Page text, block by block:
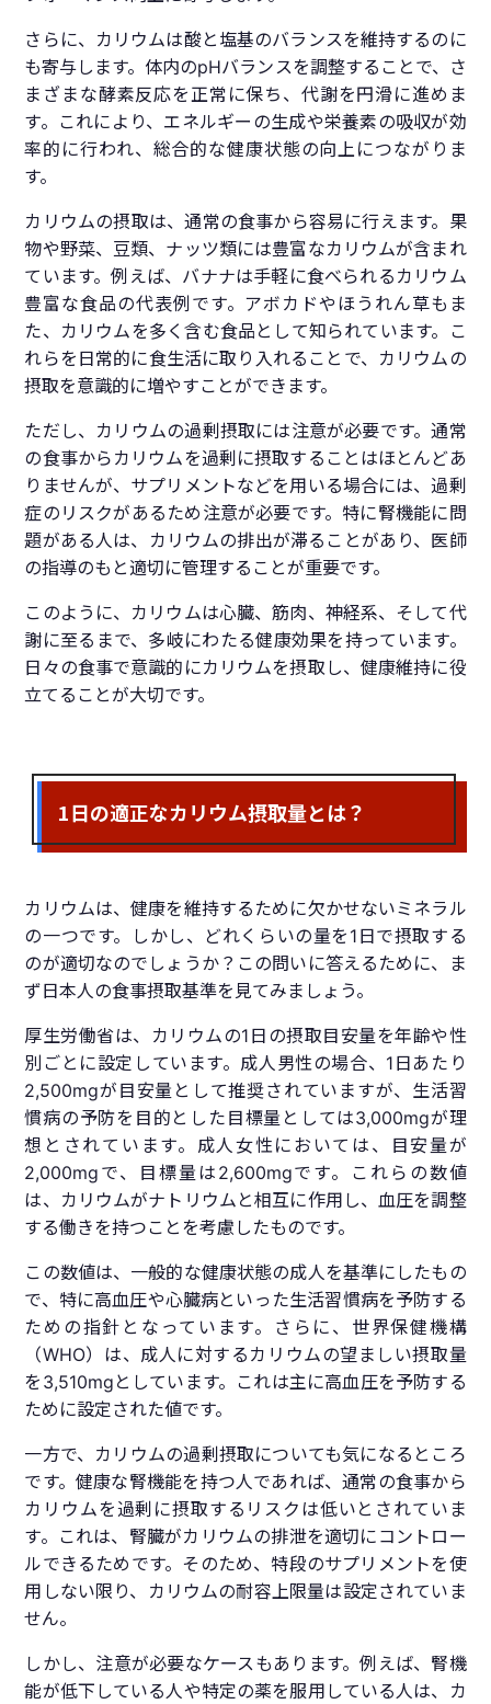
さらに、カリウムは酸と塩基のバランスを維持するのに
も寄与します。体内のpHバランスを調整することで、さ
まざまな酵素反応を正常に保ち、代謝を円滑に進めま
す。これにより、エネルギーの生成や栄養素の吸収が効
率的に行われ、総合的な健康状態の向上につながりま
す。
カリウムの摂取は、通常の食事から容易に行えます。果
物や野菜、豆類、ナッツ類には豊富なカリウムが含まれ
ています。例えば、バナナは手軽に食べられるカリウム
豊富な食品の代表例です。アボカドやほうれん草もま
た、カリウムを多く含む食品として知られています。こ
れらを日常的に食生活に取り入れることで、カリウムの
摂取を意識的に増やすことができます。
ただし、カリウムの過剰摂取には注意が必要です。通常
の食事からカリウムを過剰に摂取することはほとんどあ
りませんが、サプリメントなどを用いる場合には、過剰
症のリスクがあるため注意が必要です。特に腎機能に問
題がある人は、カリウムの排出が滞ることがあり、医師
の指導のもと適切に管理することが重要です。
このように、カリウムは心臓、筋肉、神経系、そして代
謝に至るまで、多岐にわたる健康効果を持っています。
日々の食事で意識的にカリウムを摂取し、健康維持に役
立てることが大切です。
1日の適正なカリウム摂取量とは？
カリウムは、健康を維持するために欠かせないミネラル
の一つです。しかし、どれくらいの量を1日で摂取する
のが適切なのでしょうか？この問いに答えるために、ま
ず日本人の食事摂取基準を見てみましょう。
厚生労働省は、カリウムの1日の摂取目安量を年齢や性
別ごとに設定しています。成人男性の場合、1日あたり
2,500mgが目安量として推奨されていますが、生活習
慣病の予防を目的とした目標量としては3,000mgが理
想とされています。成人女性においては、目安量が
2,000mgで、目標量は2,600mgです。これらの数値
は、カリウムがナトリウムと相互に作用し、血圧を調整
する働きを持つことを考慮したものです。
この数値は、一般的な健康状態の成人を基準にしたもの
で、特に高血圧や心臓病といった生活習慣病を予防する
ための指針となっています。さらに、世界保健機構
（WHO）は、成人に対するカリウムの望ましい摂取量
を3,510mgとしています。これは主に高血圧を予防する
ために設定された値です。
一方で、カリウムの過剰摂取についても気になるところ
です。健康な腎機能を持つ人であれば、通常の食事から
カリウムを過剰に摂取するリスクは低いとされていま
す。これは、腎臓がカリウムの排泄を適切にコントロー
ルできるためです。そのため、特段のサプリメントを使
用しない限り、カリウムの耐容上限量は設定されていま
せん。
しかし、注意が必要なケースもあります。例えば、腎機
能が低下している人や特定の薬を服用している人は、カ